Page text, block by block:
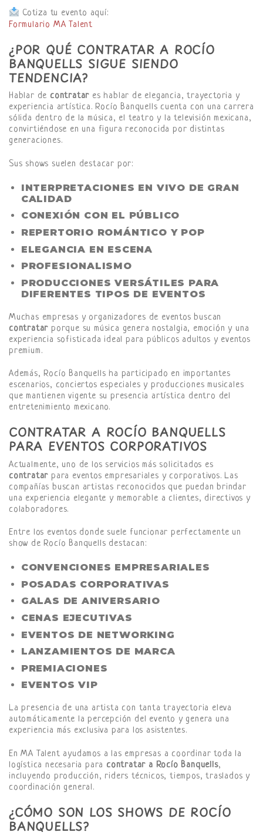
Cotiza tu evento aquí:
Formulario MA Talent
¿POR QUÉ CONTRATAR A ROCÍO
BANQUELLS SIGUE SIENDO
TENDENCIA?
Hablar de contratar es hablar de elegancia, trayectoria y
experiencia artística. Rocío Banquells cuenta con una carrera
sólida dentro de la música, el teatro y la televisión mexicana,
convirtiéndose en una figura reconocida por distintas
generaciones.
Sus shows suelen destacar por:
INTERPRETACIONES EN VIVO DE GRAN
CALIDAD
CONEXIÓN CON EL PÚBLICO
REPERTORIO ROMÁNTICO Y POP
ELEGANCIA EN ESCENA
PROFESIONALISMO
PRODUCCIONES VERSÁTILES PARA
DIFERENTES TIPOS DE EVENTOS
Muchas empresas y organizadores de eventos buscan
contratar porque su música genera nostalgia, emoción y una
experiencia sofisticada ideal para públicos adultos y eventos
premium.
Además, Rocío Banquells ha participado en importantes
escenarios, conciertos especiales y producciones musicales
que mantienen vigente su presencia artística dentro del
entretenimiento mexicano.
CONTRATAR A ROCÍO BANQUELLS
PARA EVENTOS CORPORATIVOS
Actualmente, uno de los servicios más solicitados es
contratar para eventos empresariales y corporativos. Las
compañías buscan artistas reconocidos que puedan brindar
una experiencia elegante y memorable a clientes, directivos y
colaboradores.
Entre los eventos donde suele funcionar perfectamente un
show de Rocío Banquells destacan:
CONVENCIONES EMPRESARIALES
POSADAS CORPORATIVAS
GALAS DE ANIVERSARIO
CENAS EJECUTIVAS
EVENTOS DE NETWORKING
LANZAMIENTOS DE MARCA
PREMIACIONES
EVENTOS VIP
La presencia de una artista con tanta trayectoria eleva
automáticamente la percepción del evento y genera una
experiencia más exclusiva para los asistentes.
En MA Talent ayudamos a las empresas a coordinar toda la
logística necesaria para contratar a Rocío Banquells,
incluyendo producción, riders técnicos, tiempos, traslados y
coordinación general.
¿CÓMO SON LOS SHOWS DE ROCÍO
BANQUELLS?